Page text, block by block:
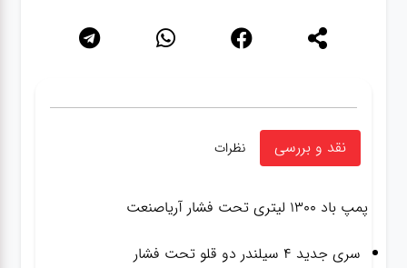
نقد و بررسی نظرات
پمپ باد ۱۳۰۰ لیتری تحت فشار آریاصنعت
سری جدید ۴ سیلندر دو قلو تحت فشار